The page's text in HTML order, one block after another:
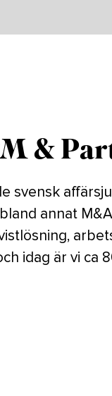
&
svensk
annat
idag är vi ca